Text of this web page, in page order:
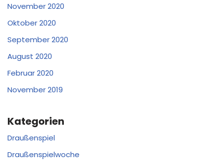
November 2020
Oktober 2020
September 2020
August 2020
Februar 2020
November 2019
Kategorien
Draußenspiel
Draußenspielwoche